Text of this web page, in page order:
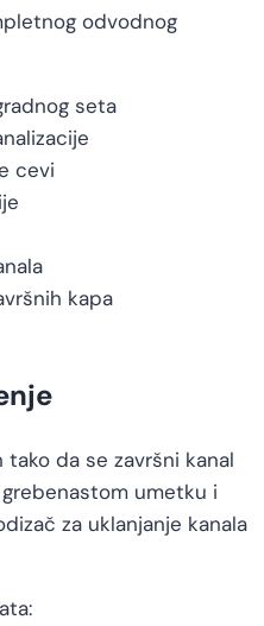
odvodnog
seta
cevi
kapa
da se završni kanal
umetku i
za uklanjanje kanala